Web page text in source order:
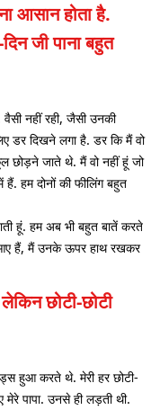
आसान होता है.
जी पाना बहुत
नहीं रही, जैसी उनकी
डर दिखने लगा है. डर कि मैं वो
छोड़ने जाते थे. मैं वो नहीं हूं जो
हम दोनों की फीलिंग बहुत
हूं. हम अब भी बहुत बातें करते
आए हैं, मैं उनके ऊपर हाथ रखकर
छोटी-छोटी
हुआ करते थे. मेरी हर छोटी-
मेरे पापा. उनसे ही लड़ती थी.